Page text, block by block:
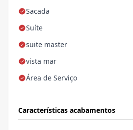
Sacada
Suíte
suite master
vista mar
Área de Serviço
Características acabamentos